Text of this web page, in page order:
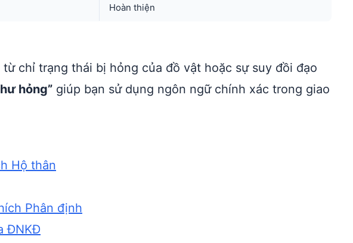
Hoàn thiện
từ chỉ trạng thái bị hỏng của đồ vật hoặc sự suy đồi đạo
hỏng” giúp bạn sử dụng ngôn ngữ chính xác trong giao
Hộ thân
Phân định
ĐNKĐ